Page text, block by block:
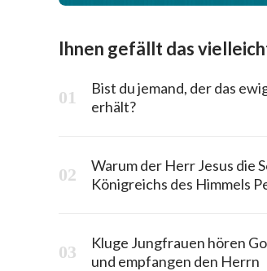
Ihnen gefällt das
Bist du jemand, der das
erhält?
Warum der Herr Jesus die
Königreichs des Himmels
Kluge Jungfrauen hören
und empfangen den Herrn